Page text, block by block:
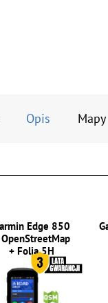
Opis Mapy
Edge 850
+ Folia 5H